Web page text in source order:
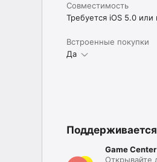
Совместимость
Требуется iOS 5.0 или
Встроенные покупки
Да
Поддерживается
Game Center
Открывайте